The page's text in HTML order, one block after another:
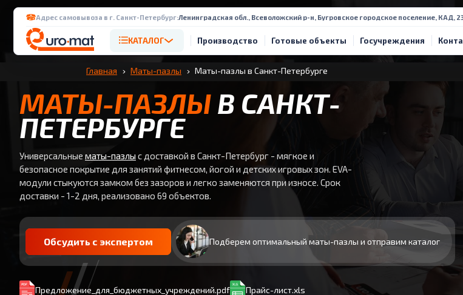
Адрес самовывоза в г. Санкт-Петербург:Ленинградская обл., Всеволожский р-н, Бугровское городское поселение, КАД,
КАТАЛОГ Производство Готовые объекты Госучреждения
Главная Маты-пазлы Маты-пазлы в Санкт-Петербурге
МАТЫ-ПАЗЛЫ В САНКТ-
ПЕТЕРБУРГЕ
Универсальные маты-пазлы с доставкой в Санкт-Петербург - мягкое и
безопасное покрытие для занятий фитнесом, йогой и детских игровых зон. EVA-
модули стыкуются замком без зазоров и легко заменяются при износе. Срок
доставки - 1-2 дня, реализовано 69 объектов.
Обсудить с экспертом Подберем оптимальный маты-пазлы и отправим каталог
Предложение_для_бюджетных_учреждений.pdf Прайс-лист.xls